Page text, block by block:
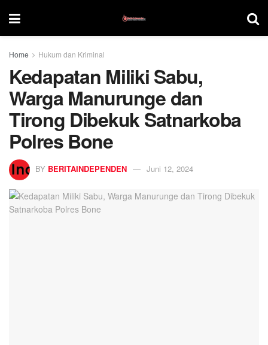
Home Hukum dan Kriminal
Kedapatan Miliki Sabu,
Warga Manurunge dan
Tirong Dibekuk Satnarkoba
Polres Bone
BY BERITAINDEPENDEN Juni 12, 2024